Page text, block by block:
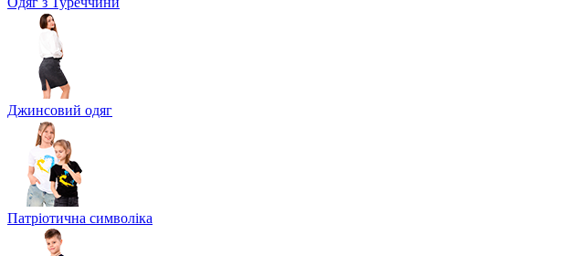
Джинсовий одяг
Патріотична символіка